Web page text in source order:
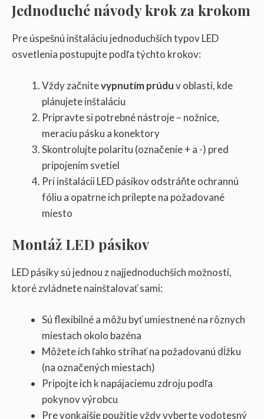
Jednoduché návody krok za krokom
Pre úspešnú inštaláciu jednoduchších typov LED
osvetlenia postupujte podľa týchto krokov:
Vždy začnitevypnutím prúduv oblasti, kde
plánujete inštaláciu
Pripravte si potrebné nástroje – nožnice,
meraciu pásku a konektory
Skontrolujte polaritu (označenie + a -) pred
pripojením svetiel
Pri inštalácii LED pásikov odstráňte ochrannú
fóliu a opatrne ich prilepte na požadované
miesto
Montáž LED pásikov
LED pásiky sú jednou z najjednoduchších možností,
ktoré zvládnete nainštalovať sami:
Sú flexibilné a môžu byť umiestnené na rôznych
miestach okolo bazéna
Môžete ich ľahko strihať na požadovanú dĺžku
(na označených miestach)
Pripojte ich k napájaciemu zdroju podľa
pokynov výrobcu
Pre vonkajšie použitie vždy vyberte vodotesný